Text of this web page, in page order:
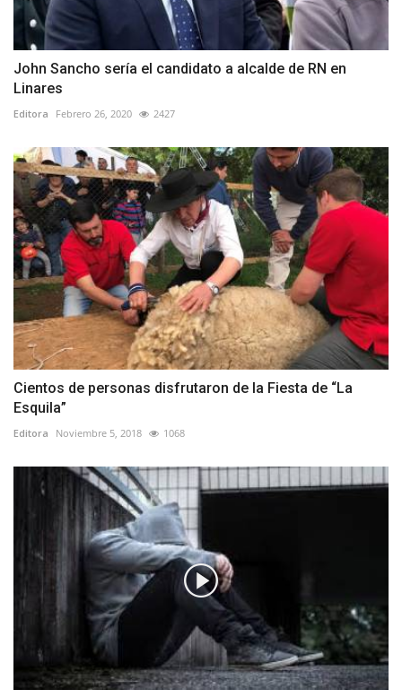
John Sancho sería el candidato a alcalde de RN en
Linares
Editora Febrero 26, 2020 2427
Cientos de personas disfrutaron de la Fiesta de “La
Esquila”
Editora Noviembre 5, 2018 1068